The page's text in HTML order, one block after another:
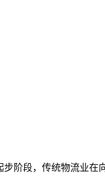
阶段，传统物流业在